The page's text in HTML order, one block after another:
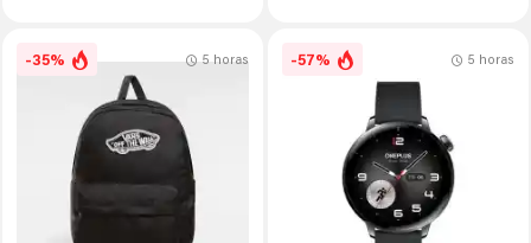
-35% 5 horas -57% 5 horas